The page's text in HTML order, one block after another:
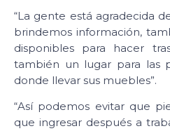
“La gente está agradecida
brindemos información,
disponibles para hacer
también un lugar para las
donde llevar sus muebles”.
“Así podemos evitar que
que ingresar después a